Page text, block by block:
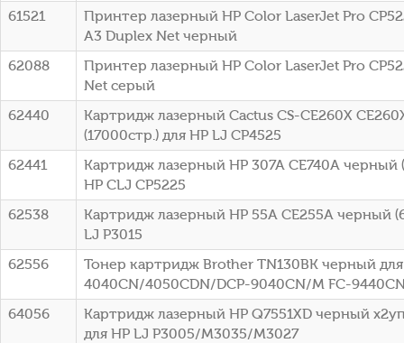
61521
Принтер лазерный HP Color LaserJet Pro
A3 Duplex Net черный
62088
Принтер лазерный HP Color LaserJet Pro
Net серый
62440
Картридж лазерный Cactus CS-CE260X
(17000стр.) для HP LJ CP4525
62441
Картридж лазерный HP 307A CE740A черный
HP CLJ CP5225
62538
Картридж лазерный HP 55A CE255A черный
LJ P3015
62556
Тонер картридж Brother TN130BK черный
4040CN/4050CDN/DCP-9040CN/M FC-
64056
Картридж лазерный HP Q7551XD черный
для HP LJ P3005/M3035/M3027